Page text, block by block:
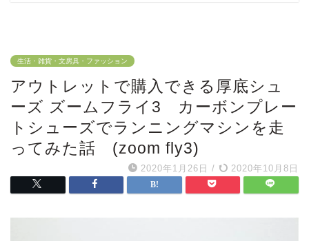
生活・雑貨・文房具・ファッション
アウトレットで購入できる厚底シュ
ーズ ズームフライ3 カーボンプレー
トシューズでランニングマシンを走
ってみた話 (zoom fly3)
2020年1月26日 / 2020年10月8日